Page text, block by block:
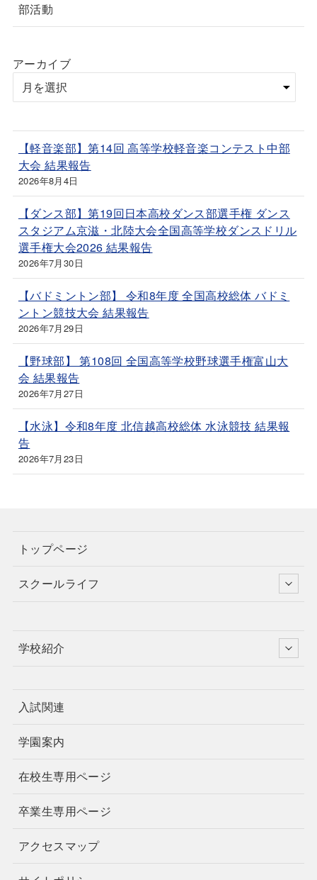
部活動
アーカイブ
【軽音楽部】第14回 高等学校軽音楽コンテスト中部
大会 結果報告
2026年8月4日
【ダンス部】第19回日本高校ダンス部選手権 ダンス
スタジアム京滋・北陸大会全国高等学校ダンスドリル
選手権大会2026 結果報告
2026年7月30日
【バドミントン部】 令和8年度 全国高校総体 バドミ
ントン競技大会 結果報告
2026年7月29日
【野球部】 第108回 全国高等学校野球選手権富山大
会 結果報告
2026年7月27日
【水泳】令和8年度 北信越高校総体 水泳競技 結果報
告
2026年7月23日
トップページ
スクールライフ
学校紹介
入試関連
学園案内
在校生専用ページ
卒業生専用ページ
アクセスマップ